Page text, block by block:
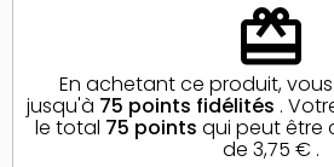
redeem
En achetant ce produit,
jusqu'à 75 points fidélités .
le total 75 points qui peut être
de 3,75 € .